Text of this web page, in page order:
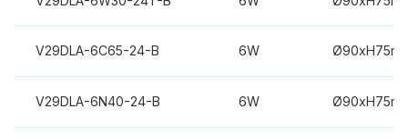
V29DLA-6C65-24-B 6W
V29DLA-6N40-24-B 6W